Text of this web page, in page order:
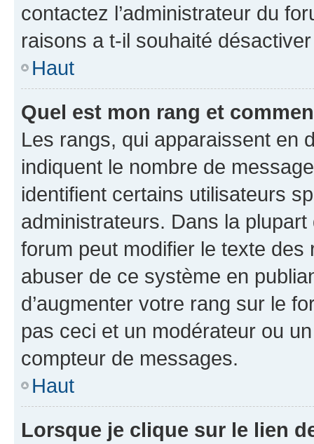
contactez l’administrateur du
raisons a t-il souhaité
Haut
Quel est mon rang et
Les rangs, qui apparaissent en
indiquent le nombre de
identifient certains utilisateurs
administrateurs. Dans la
forum peut modifier le texte
abuser de ce système en
d’augmenter votre rang sur le
pas ceci et un modérateur ou
compteur de messages.
Haut
Lorsque je clique sur le lien